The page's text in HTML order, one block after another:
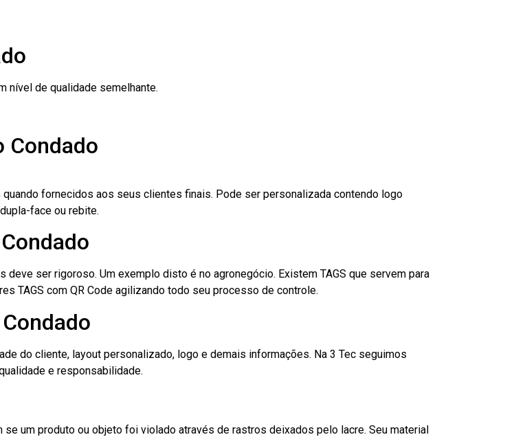
nível de qualidade semelhante.
Condado
fornecidos aos seus clientes finais. Pode ser personalizada contendo logo
face ou rebite.
ser rigoroso. Um exemplo disto é no agronegócio. Existem TAGS que servem para
TAGS com QR Code agilizando todo seu processo de controle.
do cliente, layout personalizado, logo e demais informações. Na 3 Tec seguimos
e responsabilidade.
um produto ou objeto foi violado através de rastros deixados pelo lacre. Seu material